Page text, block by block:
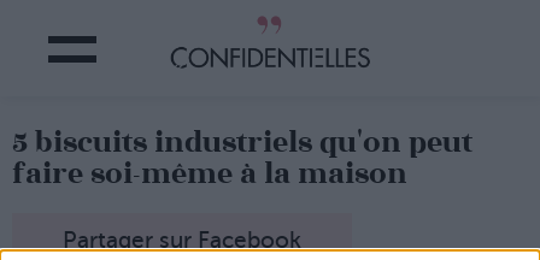
5 biscuits industriels qu'on peut
faire soi-même à la maison
Partager sur Facebook